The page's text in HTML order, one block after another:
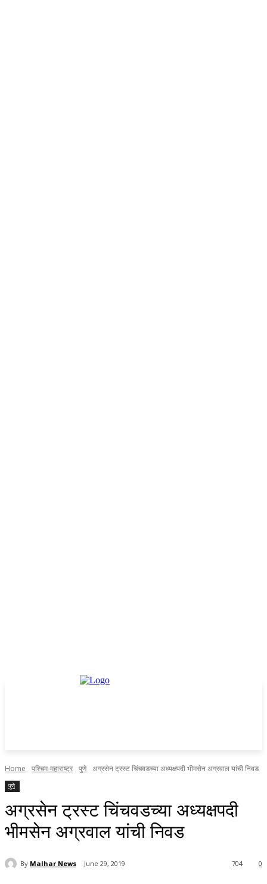
Home पश्चिम-महाराष्ट्र पुणे अग्रसेन ट्रस्ट चिंचवडच्या अध्यक्षपदी भीमसेन अग्रवाल यांची निवड
पुणे
अग्रसेन ट्रस्ट चिंचवडच्या अध्यक्षपदी
भीमसेन अग्रवाल यांची निवड
By Malhar News June 29, 2019 0
704